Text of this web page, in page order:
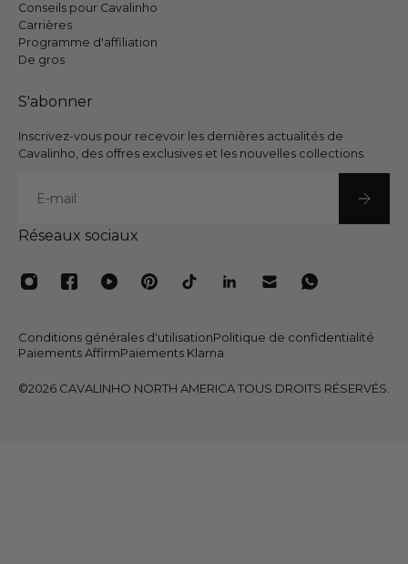
Conseils pour Cavalinho
Carrières
Programme d'affiliation
De gros
S'abonner
Inscrivez-vous pour recevoir les dernières actualités de
Cavalinho, des offres exclusives et les nouvelles collections.
Réseaux sociaux
Conditions générales d'utilisationPolitique de confidentialité
Paiements AffirmPaiements Klarna
©2026 CAVALINHO NORTH AMERICA TOUS DROITS RÉSERVÉS.